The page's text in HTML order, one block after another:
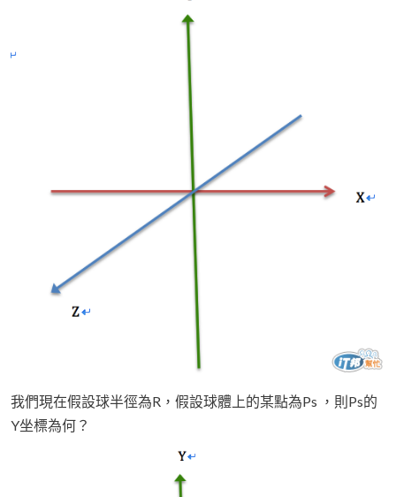
我們現在假設球半徑為R，假設球體上的某點為Ps ，則Ps的
Y坐標為何？